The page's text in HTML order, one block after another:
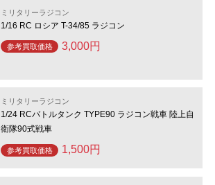
ミリタリーラジコン
1/16 RC ロシア T-34/85 ラジコン
参考買取価格 3,000円
ミリタリーラジコン
1/24 RCバトルタンク TYPE90 ラジコン戦車 陸上自
衛隊90式戦車
参考買取価格 1,500円